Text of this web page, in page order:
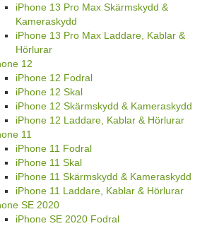
iPhone 13 Pro Max Skärmskydd &
Kameraskydd
iPhone 13 Pro Max Laddare, Kablar &
Hörlurar
12
iPhone 12 Fodral
iPhone 12 Skal
iPhone 12 Skärmskydd & Kameraskydd
iPhone 12 Laddare, Kablar & Hörlurar
11
iPhone 11 Fodral
iPhone 11 Skal
iPhone 11 Skärmskydd & Kameraskydd
iPhone 11 Laddare, Kablar & Hörlurar
SE 2020
iPhone SE 2020 Fodral